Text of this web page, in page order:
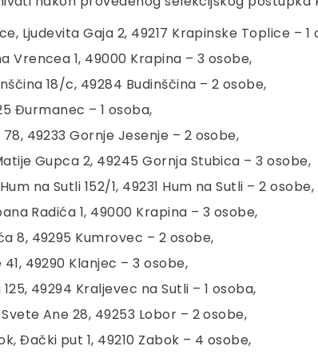
Ljudevita Gaja 2, 49217 Krapinske Toplice – 1
Vrencea 1, 49000 Krapina – 3 osobe,
18/c, 49284 Budinščina – 2 osobe,
Đurmanec – 1 osoba,
49233 Gornje Jesenje – 2 osobe,
Gupca 2, 49245 Gornja Stubica – 3 osobe,
na Sutli 152/1, 49231 Hum na Sutli – 2 osobe,
Radića 1, 49000 Krapina – 3 osobe,
8, 49295 Kumrovec – 2 osobe,
49290 Klanjec – 3 osobe,
49294 Kraljevec na Sutli – 1 osoba,
Ane 28, 49253 Lobor – 2 osobe,
Đački put 1, 49210 Zabok – 4 osobe,